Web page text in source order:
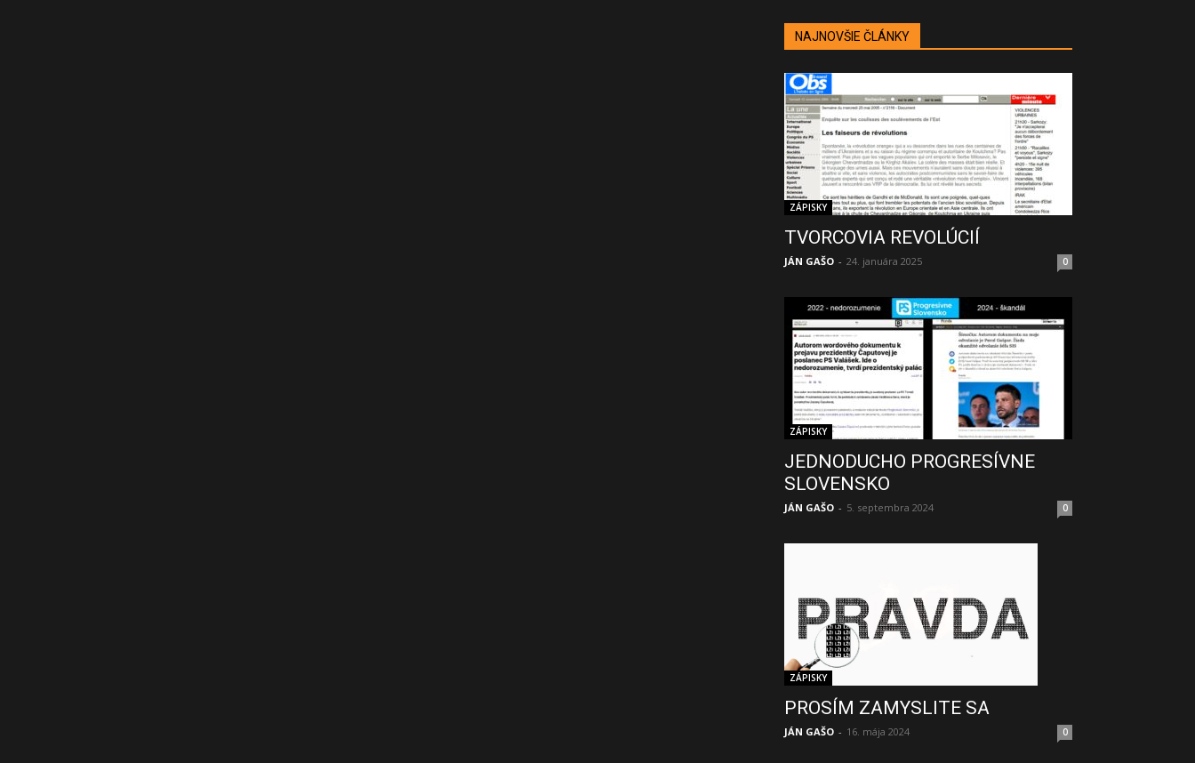
NAJNOVŠIE ČLÁNKY
ZÁPISKY
TVORCOVIA REVOLÚCIÍ
JÁN GAŠO - 24. januára 2025 0
ZÁPISKY
JEDNODUCHO PROGRESÍVNE
SLOVENSKO
JÁN GAŠO - 5. septembra 2024 0
ZÁPISKY
PROSÍM ZAMYSLITE SA
JÁN GAŠO - 16. mája 2024 0